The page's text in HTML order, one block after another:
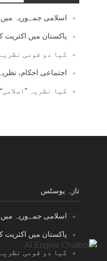
اسلامی جمہوریہ
پاکستان میں اکثریت
کیا دو قومی
اجتماعی احکام،
کیا نظریہ
تازہ پوسٹس
اسلامی جمہوریہ
پاکستان میں اکثریت
کیا دو قومی